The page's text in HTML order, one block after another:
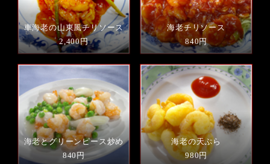
車海老の山東風チリソース
2,400円
海老チリソース
840円
海老とグリーンピース炒め
840円
海老の天ぷら
980円